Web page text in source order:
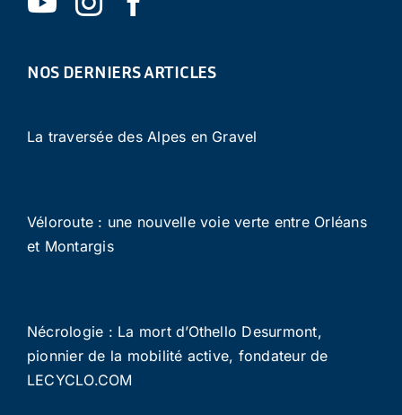
NOS DERNIERS ARTICLES
La traversée des Alpes en Gravel
Véloroute : une nouvelle voie verte entre Orléans
et Montargis
Nécrologie : La mort d’Othello Desurmont,
pionnier de la mobilité active, fondateur de
LECYCLO.COM